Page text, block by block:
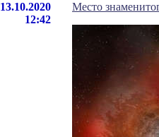
13.10.2020
12:42
Место